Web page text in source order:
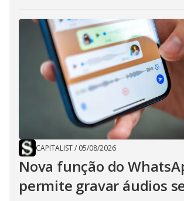
CAPITALIST/ 05/08/2026
Nova função do
permite gravar áudios